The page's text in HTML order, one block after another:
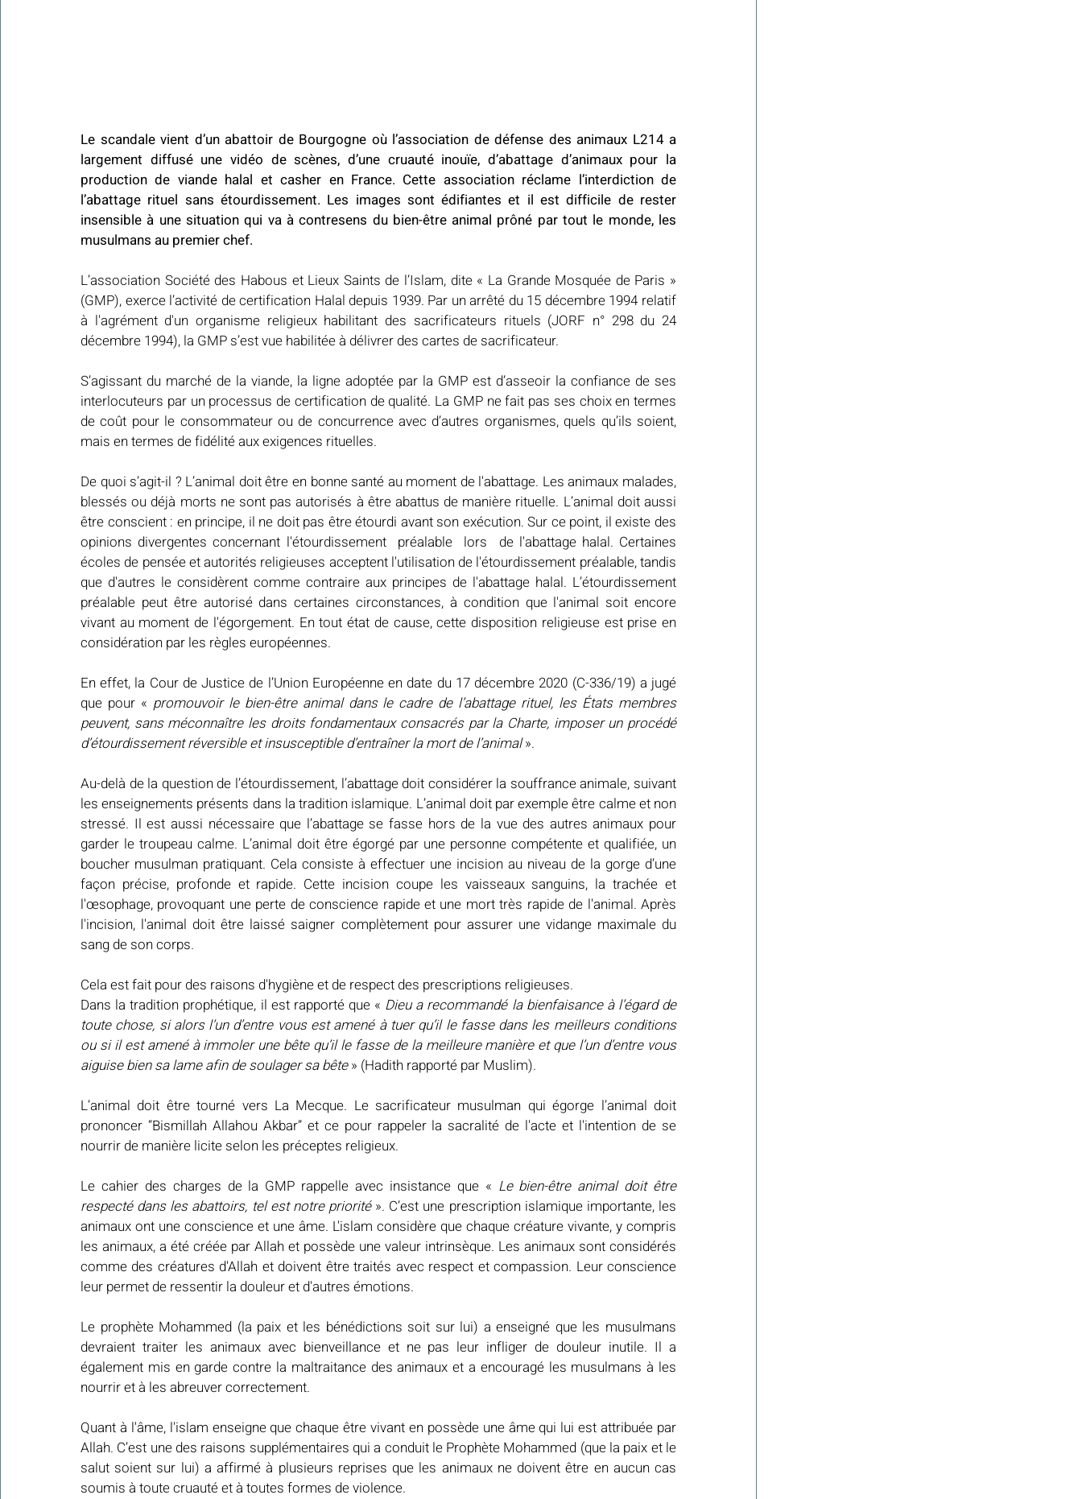
Le scandale vient d’un abattoir de Bourgogne où l’association de défense des animaux L214 a
largement diffusé une vidéo de scènes, d’une cruauté inouïe, d’abattage d’animaux pour la
production de viande halal et casher en France. Cette association réclame l’interdiction de
l’abattage rituel sans étourdissement. Les images sont édifiantes et il est difficile de rester
insensible à une situation qui va à contresens du bien-être animal prôné par tout le monde, les
musulmans au premier chef.
L’association Société des Habous et Lieux Saints de l’Islam, dite « La Grande Mosquée de Paris »
(GMP), exerce l’activité de certification Halal depuis 1939. Par un arrêté du 15 décembre 1994 relatif
à l'agrément d'un organisme religieux habilitant des sacrificateurs rituels (JORF n° 298 du 24
décembre 1994), la GMP s’est vue habilitée à délivrer des cartes de sacrificateur.
S’agissant du marché de la viande, la ligne adoptée par la GMP est d’asseoir la confiance de ses
interlocuteurs par un processus de certification de qualité. La GMP ne fait pas ses choix en termes
de coût pour le consommateur ou de concurrence avec d’autres organismes, quels qu’ils soient,
mais en termes de fidélité aux exigences rituelles.
De quoi s’agit-il ? L’animal doit être en bonne santé au moment de l'abattage. Les animaux malades,
blessés ou déjà morts ne sont pas autorisés à être abattus de manière rituelle. L’animal doit aussi
être conscient : en principe, il ne doit pas être étourdi avant son exécution. Sur ce point, il existe des
opinions divergentes concernant l'étourdissement  préalable  lors  de l'abattage halal. Certaines
écoles de pensée et autorités religieuses acceptent l'utilisation de l'étourdissement préalable, tandis
que d'autres le considèrent comme contraire aux principes de l'abattage halal. L’étourdissement
préalable peut être autorisé dans certaines circonstances, à condition que l'animal soit encore
vivant au moment de l'égorgement. En tout état de cause, cette disposition religieuse est prise en
considération par les règles européennes.
En effet, la Cour de Justice de l’Union Européenne en date du 17 décembre 2020 (C-336/19) a jugé
que pour « promouvoir le bien-être animal dans le cadre de l’abattage rituel, les États membres
peuvent, sans méconnaître les droits fondamentaux consacrés par la Charte, imposer un procédé
d’étourdissement réversible et insusceptible d’entraîner la mort de l’animal ».
Au-delà de la question de l’étourdissement, l’abattage doit considérer la souffrance animale, suivant
les enseignements présents dans la tradition islamique. L’animal doit par exemple être calme et non
stressé. Il est aussi nécessaire que l’abattage se fasse hors de la vue des autres animaux pour
garder le troupeau calme. L’animal doit être égorgé par une personne compétente et qualifiée, un
boucher musulman pratiquant. Cela consiste à effectuer une incision au niveau de la gorge d’une
façon précise, profonde et rapide. Cette incision coupe les vaisseaux sanguins, la trachée et
l'œsophage, provoquant une perte de conscience rapide et une mort très rapide de l'animal. Après
l'incision, l'animal doit être laissé saigner complètement pour assurer une vidange maximale du
sang de son corps.
Cela est fait pour des raisons d'hygiène et de respect des prescriptions religieuses.
Dans la tradition prophétique, il est rapporté que « Dieu a recommandé la bienfaisance à l’égard de
toute chose, si alors l’un d’entre vous est amené à tuer qu’il le fasse dans les meilleurs conditions
ou si il est amené à immoler une bête qu’il le fasse de la meilleure manière et que l’un d’entre vous
aiguise bien sa lame afin de soulager sa bête » (Hadith rapporté par Muslim).
L’animal doit être tourné vers La Mecque. Le sacrificateur musulman qui égorge l’animal doit
prononcer “Bismillah Allahou Akbar” et ce pour rappeler la sacralité de l'acte et l'intention de se
nourrir de manière licite selon les préceptes religieux.
Le cahier des charges de la GMP rappelle avec insistance que « Le bien-être animal doit être
respecté dans les abattoirs, tel est notre priorité ». C’est une prescription islamique importante, les
animaux ont une conscience et une âme. L'islam considère que chaque créature vivante, y compris
les animaux, a été créée par Allah et possède une valeur intrinsèque. Les animaux sont considérés
comme des créatures d'Allah et doivent être traités avec respect et compassion. Leur conscience
leur permet de ressentir la douleur et d'autres émotions.
Le prophète Mohammed (la paix et les bénédictions soit sur lui) a enseigné que les musulmans
devraient traiter les animaux avec bienveillance et ne pas leur infliger de douleur inutile. Il a
également mis en garde contre la maltraitance des animaux et a encouragé les musulmans à les
nourrir et à les abreuver correctement.
Quant à l'âme, l'islam enseigne que chaque être vivant en possède une âme qui lui est attribuée par
Allah. C’est une des raisons supplémentaires qui a conduit le Prophète Mohammed (que la paix et le
salut soient sur lui) a affirmé à plusieurs reprises que les animaux ne doivent être en aucun cas
soumis à toute cruauté et à toutes formes de violence.